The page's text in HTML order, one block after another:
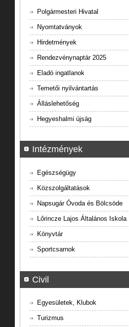
Polgármesteri Hivatal
Nyomtatványok
Hirdetmények
Rendezvénynaptár 2025
Eladó ingatlanok
Temetői nyilvántartás
Álláslehetőség
Hegyeshalmi újság
Intézmények
Egészségügy
Közszolgáltatások
Napsugár Óvoda és Bölcsöde
Lőrincze Lajos Általános Iskola
Könyvtár
Sportcsarnok
Civil
Egyesületek, Klubok
Turizmus